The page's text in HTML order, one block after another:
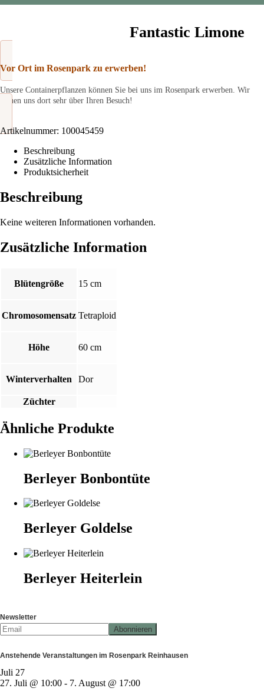
Fantastic Limone
Vor Ort im Rosenpark zu erwerben!
Unsere Containerpflanzen können Sie bei uns im Rosenpark erwerben. Wir
freuen uns dort sehr über Ihren Besuch!
Artikelnummer: 100045459
Beschreibung
Zusätzliche Information
Produktsicherheit
Beschreibung
Keine weiteren Informationen vorhanden.
Zusätzliche Information
Blütengröße 15 cm
Chromosomensatz Tetraploid
Höhe 60 cm
Winterverhalten Dor
Züchter
Ähnliche Produkte
Berleyer Bonbontüte
Berleyer Goldelse
Berleyer Heiterlein
Newsletter
Anstehende Veranstaltungen im Rosenpark Reinhausen
Juli 27
27. Juli @ 10:00 - 7. August @ 17:00